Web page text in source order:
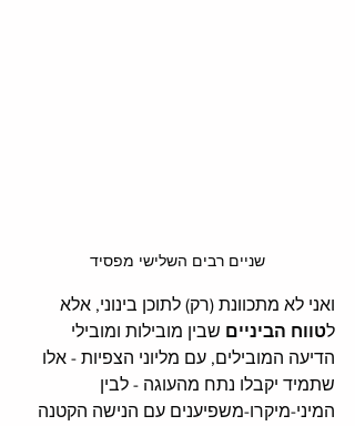
שניים רבים השלישי מפסיד
ואני לא מתכוונת (רק) לתוכן בינוני, אלא
לטווח הביניים שבין מובילות ומובילי
הדיעה המובילים, עם מליוני הצפיות - אלו
שתמיד יקבלו נתח מהעוגה - לבין
המיני-מיקרו-משפיענים עם הנישה הקטנה